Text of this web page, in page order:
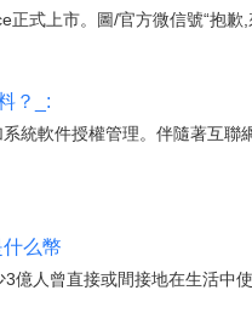
式上市。圖/官方微信號“抱歉
？_:
統軟件授權管理。伴隨著互
么幣
億人曾直接或間接地在生活中